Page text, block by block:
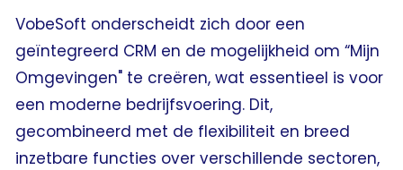
VobeSoft onderscheidt zich door een
geïntegreerd CRM en de mogelijkheid om “Mijn
Omgevingen" te creëren, wat essentieel is voor
een moderne bedrijfsvoering. Dit,
gecombineerd met de flexibiliteit en breed
inzetbare functies over verschillende sectoren,